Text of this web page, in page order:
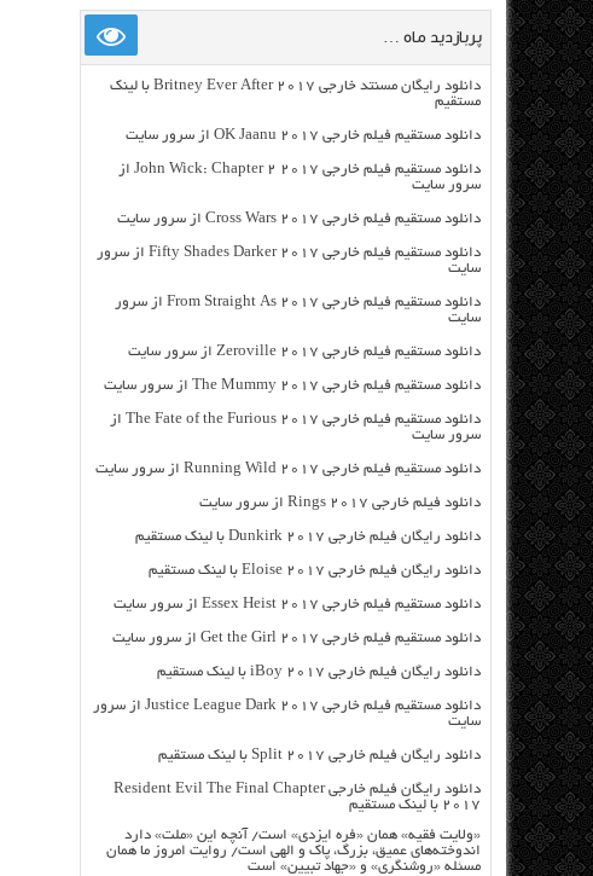
پربازدید ماه …
دانلود رایگان مسنتد خارجی Britney Ever After 2017 با لینک
مستقیم
دانلود مستقیم فیلم خارجی OK Jaanu 2017 از سرور سایت
دانلود مستقیم فیلم خارجی John Wick: Chapter 2 2017 از
سرور سایت
دانلود مستقیم فیلم خارجی Cross Wars 2017 از سرور سایت
دانلود مستقیم فیلم خارجی Fifty Shades Darker 2017 از سرور
سایت
دانلود مستقیم فیلم خارجی From Straight As 2017 از سرور
سایت
دانلود مستقیم فیلم خارجی Zeroville 2017 از سرور سایت
دانلود مستقیم فیلم خارجی The Mummy 2017 از سرور سایت
دانلود مستقیم فیلم خارجی The Fate of the Furious 2017 از
سرور سایت
دانلود مستقیم فیلم خارجی Running Wild 2017 از سرور سایت
دانلود فیلم خارجی Rings 2017 از سرور سایت
دانلود رایگان فیلم خارجی Dunkirk 2017 با لینک مستقیم
دانلود رایگان فیلم خارجی Eloise 2017 با لینک مستقیم
دانلود مستقیم فیلم خارجی Essex Heist 2017 از سرور سایت
دانلود مستقیم فیلم خارجی Get the Girl 2017 از سرور سایت
دانلود رایگان فیلم خارجی iBoy 2017 با لینک مستقیم
دانلود مستقیم فیلم خارجی Justice League Dark 2017 از سرور
سایت
دانلود رایگان فیلم خارجی Split 2017 با لینک مستقیم
دانلود رایگان فیلم خارجی Resident Evil The Final Chapter
2017 با لینک مستقیم
«ولایت فقیه» همان «فره ایزدی» است/ آنچه این «ملت» دارد
اندوخته‌های عمیق، بزرگ، پاک و الهی است/ روایت امروز ما همان
مسئله «روشنگری» و «جهاد تبیین» است